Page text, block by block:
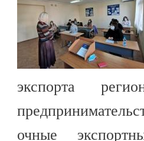
экспорта
очные